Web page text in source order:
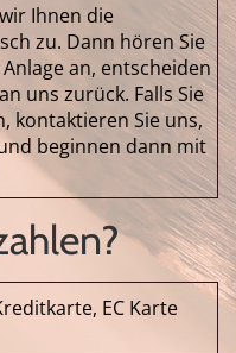
Ihnen die
zu. Dann hören Sie
an, entscheiden
uns zurück. Falls Sie
kontaktieren Sie uns,
beginnen dann mit
EC Karte